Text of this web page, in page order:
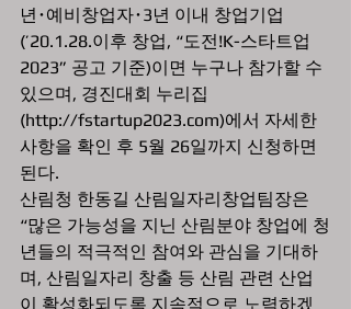
년･예비창업자･3년 이내 창업기업
(’20.1.28.이후 창업, “도전!K-스타트업
2023” 공고 기준)이면 누구나 참가할 수
있으며, 경진대회 누리집
(http://fstartup2023.com)에서 자세한
사항을 확인 후 5월 26일까지 신청하면
된다.
산림청 한동길 산림일자리창업팀장은
“많은 가능성을 지닌 산림분야 창업에 청
년들의 적극적인 참여와 관심을 기대하
며, 산림일자리 창출 등 산림 관련 산업
이 활성화되도록 지속적으로 노력하겠